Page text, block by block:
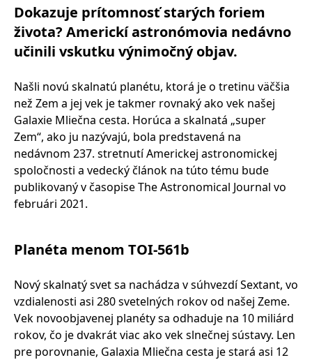
Dokazuje prítomnosť starých foriem
života? Americkí astronómovia nedávno
učinili vskutku výnimočný objav.
Našli novú skalnatú planétu, ktorá je o tretinu väčšia
než Zem a jej vek je takmer rovnaký ako vek našej
Galaxie Mliečna cesta. Horúca a skalnatá „super
Zem“, ako ju nazývajú, bola predstavená na
nedávnom 237. stretnutí Americkej astronomickej
spoločnosti a vedecký článok na túto tému bude
publikovaný v časopise The Astronomical Journal vo
februári 2021.
Planéta menom TOI-561b
Nový skalnatý svet sa nachádza v súhvezdí Sextant, vo
vzdialenosti asi 280 svetelných rokov od našej Zeme.
Vek novoobjavenej planéty sa odhaduje na 10 miliárd
rokov, čo je dvakrát viac ako vek slnečnej sústavy. Len
pre porovnanie, Galaxia Mliečna cesta je stará asi 12